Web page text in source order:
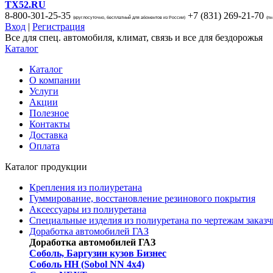
TX52.RU
8-800-301-25-35 (круглосуточно, бесплатный для абонентов из России) +7 (831) 269-21-70
Вход | Регистрация
Все для спец. автомобиля, климат, связь и все для бездорожья
Каталог
Каталог
О компании
Услуги
Акции
Полезное
Контакты
Доставка
Оплата
Каталог продукции
Крепления из полиуретана
Гуммирование, восстановление резинового покрытия
Аксессуары из полиуретана
Специальные изделия из полиуретана по чертежам
Доработка автомобилей ГАЗ
Доработка автомобилей ГАЗ
Соболь, Баргузин кузов Бизнес
Соболь НН (Sobol NN 4x4)